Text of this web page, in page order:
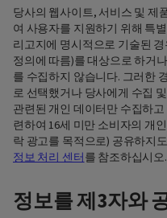
당사의 웹사이트, 서비스 및 제
여 사용자를 지원하기 위해 특
리고지에 명시적으로 기술된
정의에 따름)를 대상으로 하거
를 수집하지 않습니다. 그러한
로 선택했거나 당사에게 수집
관련된 개인 데이터만 수집하
련하여 16세 미만 소비자의 개
락 광고를 목적으로) 공유하지
정보 처리 센터를 참조하십시오.
정보를 제3자와